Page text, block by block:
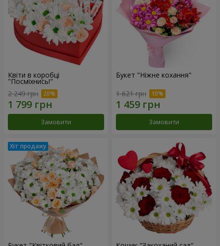
Квіти в коробці
"Посміхнись!"
2 249 грн
Замовити
Букет "Ніжне кохання"
1 621 грн
Замовити